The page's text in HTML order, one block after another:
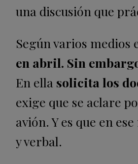
una discusión que
Según varios medios
en abril. Sin
En ella solicita los
exige que se aclare
avión. Y es que en
y verbal.